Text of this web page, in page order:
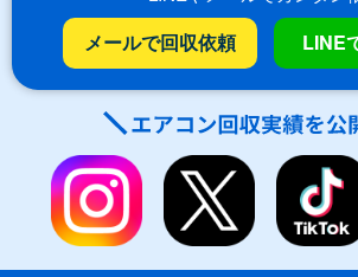
メールで回収依頼 LINE